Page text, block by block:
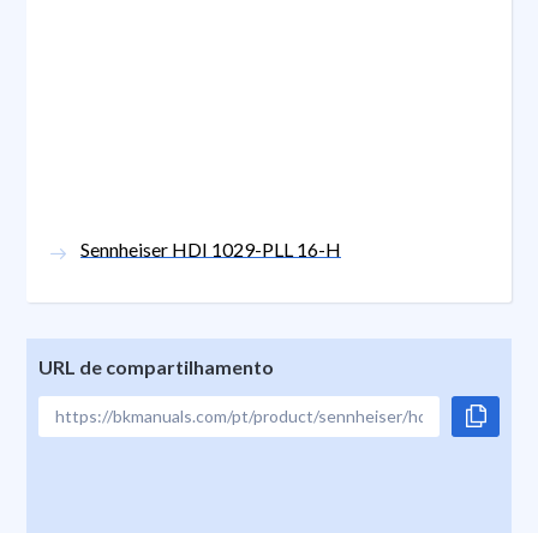
Sennheiser HDI 1029-PLL 16-H
URL de compartilhamento